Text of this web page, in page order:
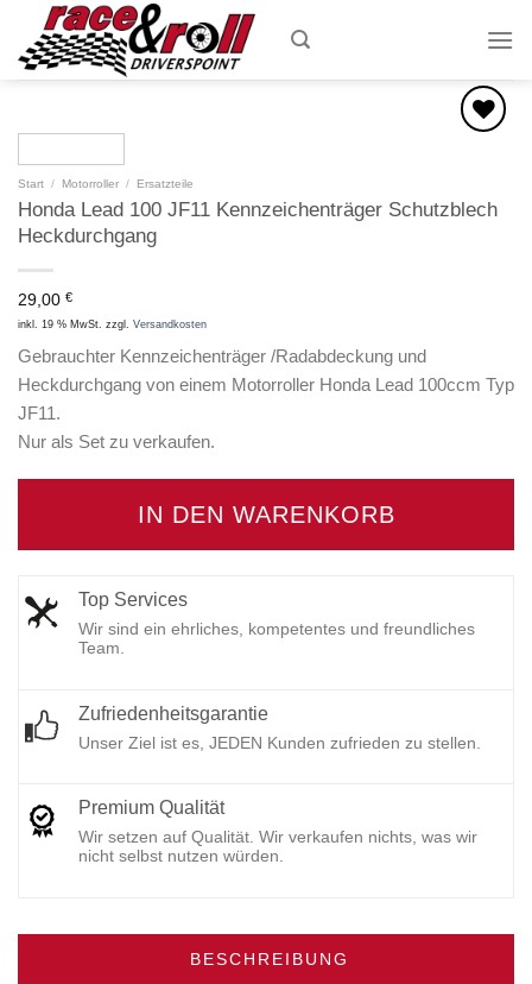
content
hinzufügen
Start / Motorroller / Ersatzteile
Honda Lead 100 JF11 Kennzeichenträger Schutzblech
Heckdurchgang
29,00 €
inkl. 19 % MwSt. zzgl. Versandkosten
Gebrauchter Kennzeichenträger /Radabdeckung und
Heckdurchgang von einem Motorroller Honda Lead 100ccm Typ
JF11.
Nur als Set zu verkaufen.
IN DEN WARENKORB
Top Services
Wir sind ein ehrliches, kompetentes und freundliches
Team.
Zufriedenheitsgarantie
Unser Ziel ist es, JEDEN Kunden zufrieden zu stellen.
Premium Qualität
Wir setzen auf Qualität. Wir verkaufen nichts, was wir
nicht selbst nutzen würden.
BESCHREIBUNG